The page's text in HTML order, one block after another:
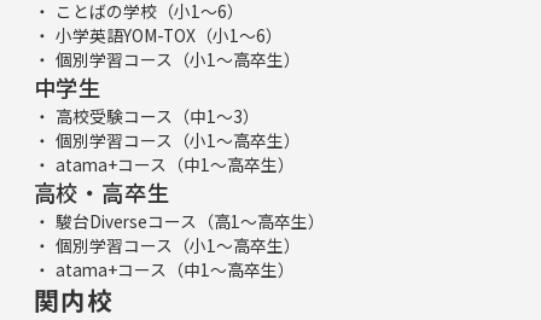
ことばの学校（小1～6）
小学英語YOM-TOX（小1～6）
個別学習コース（小1～高卒生）
中学生
高校受験コース（中1～3）
個別学習コース（小1～高卒生）
atama+コース（中1～高卒生）
高校・高卒生
駿台Diverseコース（高1～高卒生）
個別学習コース（小1～高卒生）
atama+コース（中1～高卒生）
関内校